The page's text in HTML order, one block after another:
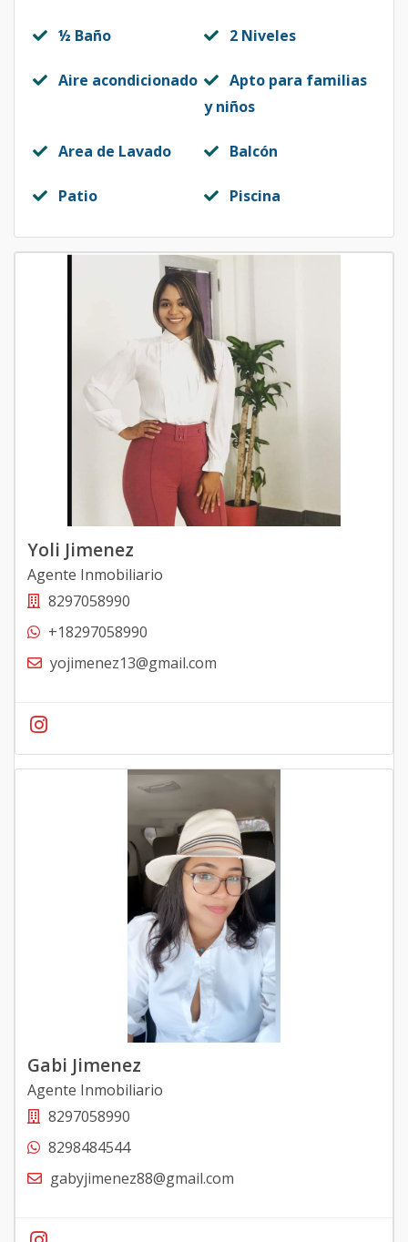
½ Baño 2 Niveles
Aire acondicionado
Apto para familias
y niños
Area de Lavado Balcón
Patio Piscina
Yoli Jimenez
Agente Inmobiliario
8297058990
+18297058990
yojimenez13@gmail.com
Gabi Jimenez
Agente Inmobiliario
8297058990
8298484544
gabyjimenez88@gmail.com